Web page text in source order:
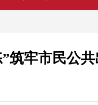
筑牢市民公